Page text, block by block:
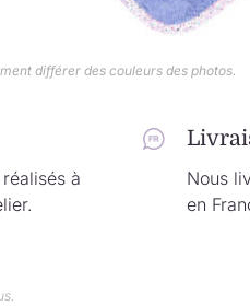
différer des couleurs des photos.
à
Nous
en